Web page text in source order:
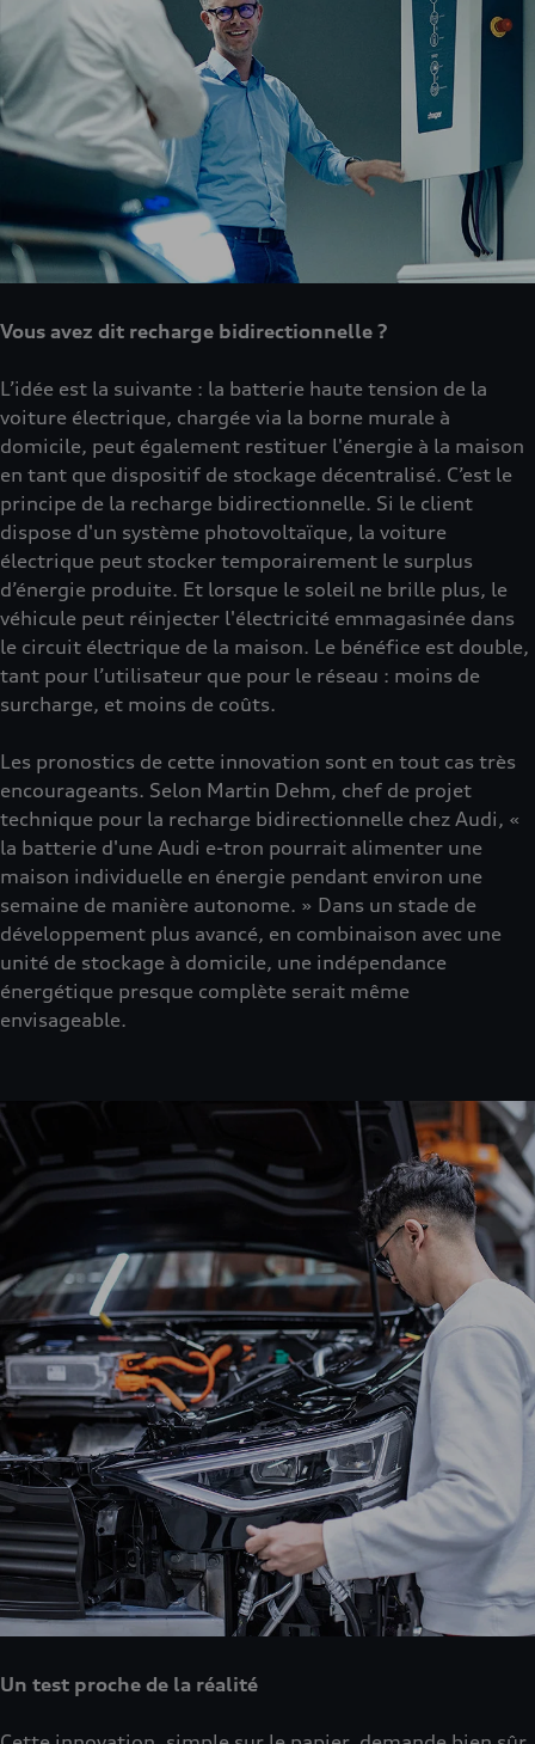
Vous avez dit recharge bidirectionnelle ?
L’idée est la suivante : la batterie haute tension de la
voiture électrique, chargée via la borne murale à
domicile, peut également restituer l'énergie à la maison
en tant que dispositif de stockage décentralisé. C’est le
principe de la recharge bidirectionnelle. Si le client
dispose d'un système photovoltaïque, la voiture
électrique peut stocker temporairement le surplus
d’énergie produite. Et lorsque le soleil ne brille plus, le
véhicule peut réinjecter l'électricité emmagasinée dans
le circuit électrique de la maison. Le bénéfice est double,
tant pour l’utilisateur que pour le réseau : moins de
surcharge, et moins de coûts.
Les pronostics de cette innovation sont en tout cas très
encourageants. Selon Martin Dehm, chef de projet
technique pour la recharge bidirectionnelle chez Audi, «
la batterie d'une Audi e-tron pourrait alimenter une
maison individuelle en énergie pendant environ une
semaine de manière autonome. » Dans un stade de
développement plus avancé, en combinaison avec une
unité de stockage à domicile, une indépendance
énergétique presque complète serait même
envisageable.
Un test proche de la réalité